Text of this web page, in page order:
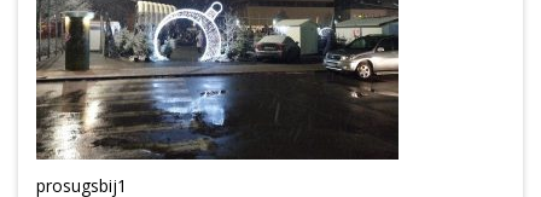
prosugsbij1